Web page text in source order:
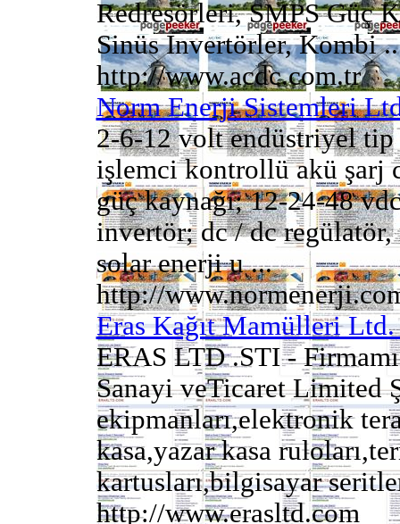
Redresörleri, SMPS Güç
Sinüs Invertörler, Kombi
http://www.acdc.com.tr
Norm Enerji Sistemleri
2-6-12 volt endüstriyel
işlemci kontrollü akü şarj
güç kaynağı; 12-24-48
invertör; dc / dc
solar enerji u ...
http://
Eras Kağıt Mamülleri
ERAS LTD .STI -
Sanayi veTicaret Limited
ekipmanları,elektronik
kasa,yazar kasa
kartusları,bilgisayar
http://www.erasltd.com